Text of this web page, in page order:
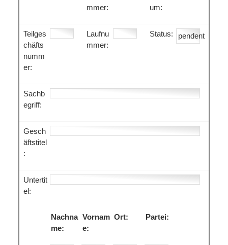
mmer:
um:
Teilges
chäfts
numm
er:
Laufnu
mmer:
Status: pendent
Sachb
egriff:
Gesch
äftstitel
:
Untertit
el:
Nachna
me:
Vornam
e:
Ort: Partei: